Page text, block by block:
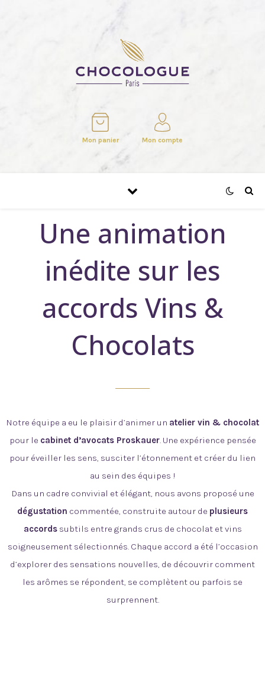
Mon panier Mon compte
Une animation
inédite sur les
accords Vins &
Chocolats
Notre équipe a eu le plaisir d’animer un atelier vin & chocolat
pour le cabinet d’avocats Proskauer. Une expérience pensée
pour éveiller les sens, susciter l’étonnement et créer du lien
au sein des équipes !
Dans un cadre convivial et élégant, nous avons proposé une
dégustation commentée, construite autour de plusieurs
accordssubtils entre grands crus de chocolat et vins
soigneusement sélectionnés. Chaque accord a été l’occasion
d’explorer des sensations nouvelles, de découvrir comment
les arômes se répondent, se complètent ou parfois se
surprennent.